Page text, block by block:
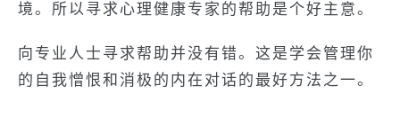
境。所以寻求心理健康专家的帮助是个好主意。
向专业人士寻求帮助并没有错。这是学会管理你
的自我憎恨和消极的内在对话的最好方法之一。